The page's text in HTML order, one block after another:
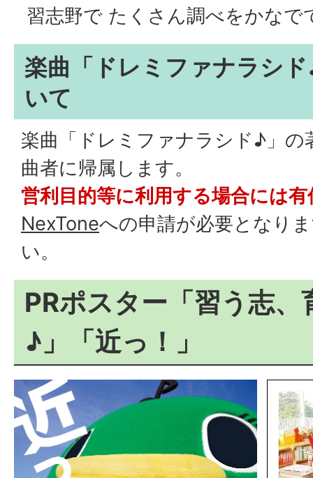
習志野で たくさん調べをかなで
楽曲「ドレミファナラシ
いて
楽曲「ドレミファナラシド♪」の
曲者に帰属します。
営利目的等に利用する場合には有
NexToneへの申請が必要となり
い。
PRポスター「習う志
♪」「近っ！」